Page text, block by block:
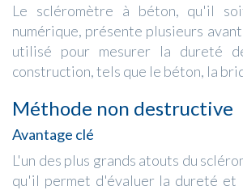
Le scléromètre à béton, qu'il
numérique, présente plusieurs
utilisé pour mesurer la dureté
construction, tels que le béton, la
Méthode non destructive
Avantage clé
L'un des plus grands atouts du
qu'il permet d'évaluer la dureté et